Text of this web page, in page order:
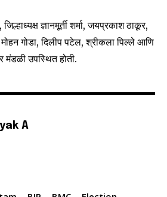
SUBSCRIBE
ज्ञानमूर्ती शर्मा, जयप्रकाश ठाकूर,
गोडा, दिलीप पटेल, श्रीकला पिल्ले आणि
मंडळी उपस्थित होती.
A